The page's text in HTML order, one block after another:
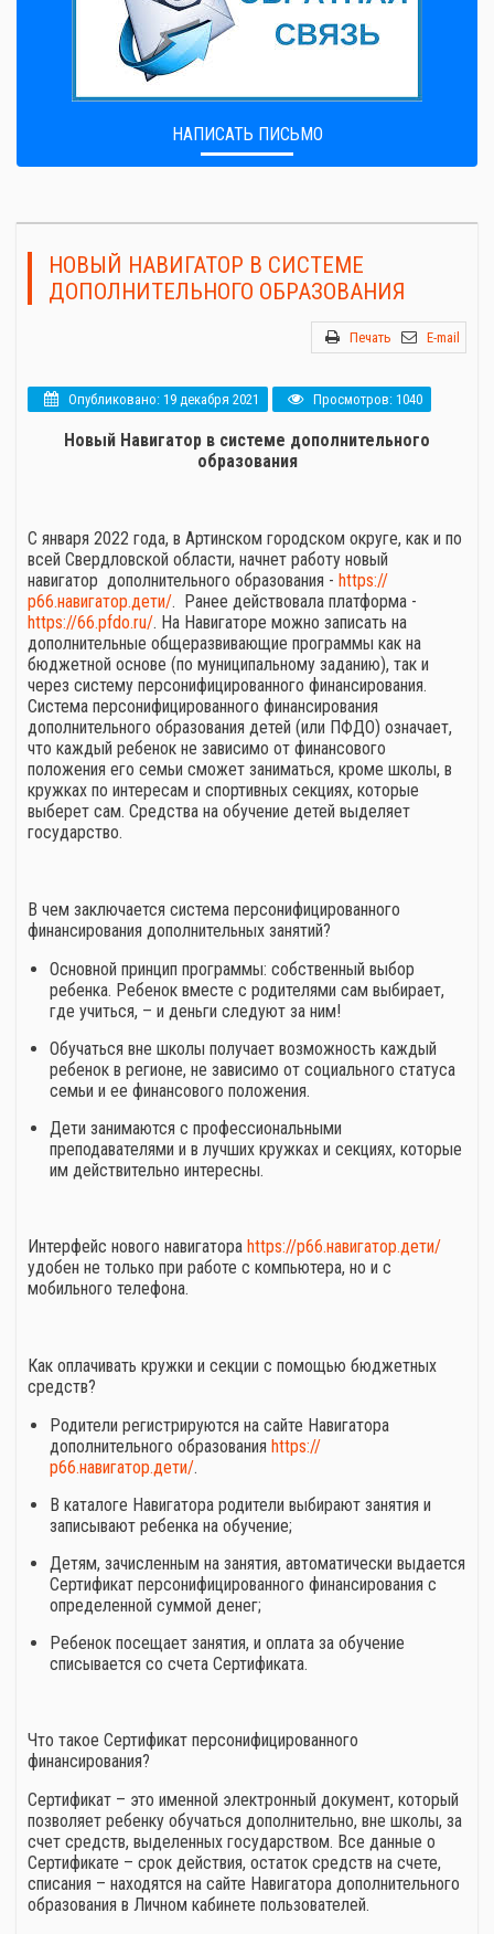
НАПИСАТЬ ПИСЬМО
НОВЫЙ НАВИГАТОР В СИСТЕМЕ
ДОПОЛНИТЕЛЬНОГО ОБРАЗОВАНИЯ
Печать E-mail
Опубликовано: 19 декабря 2021 Просмотров: 1040
Новый Навигатор в системе дополнительного
образования
С января 2022 года, в Артинском городском округе, как и по
всей Свердловской области, начнет работу новый
навигатор дополнительного образования - https://
р66.навигатор.дети/. Ранее действовала платформа -
https://66.pfdo.ru/. На Навигаторе можно записать на
дополнительные общеразвивающие программы как на
бюджетной основе (по муниципальному заданию), так и
через систему персонифицированного финансирования.
Система персонифицированного финансирования
дополнительного образования детей (или ПФДО) означает,
что каждый ребенок не зависимо от финансового
положения его семьи сможет заниматься, кроме школы, в
кружках по интересам и спортивных секциях, которые
выберет сам. Средства на обучение детей выделяет
государство.
В чем заключается система персонифицированного
финансирования дополнительных занятий?
Основной принцип программы: собственный выбор
ребенка. Ребенок вместе с родителями сам выбирает,
где учиться, – и деньги следуют за ним!
Обучаться вне школы получает возможность каждый
ребенок в регионе, не зависимо от социального статуса
семьи и ее финансового положения.
Дети занимаются с профессиональными
преподавателями и в лучших кружках и секциях, которые
им действительно интересны.
Интерфейс нового навигатора https://р66.навигатор.дети/
удобен не только при работе с компьютера, но и с
мобильного телефона.
Как оплачивать кружки и секции с помощью бюджетных
средств?
Родители регистрируются на сайте Навигатора
дополнительного образования https://
р66.навигатор.дети/.
В каталоге Навигатора родители выбирают занятия и
записывают ребенка на обучение;
Детям, зачисленным на занятия, автоматически выдается
Сертификат персонифицированного финансирования с
определенной суммой денег;
Ребенок посещает занятия, и оплата за обучение
списывается со счета Сертификата.
Что такое Сертификат персонифицированного
финансирования?
Сертификат – это именной электронный документ, который
позволяет ребенку обучаться дополнительно, вне школы, за
счет средств, выделенных государством. Все данные о
Сертификате – срок действия, остаток средств на счете,
списания – находятся на сайте Навигатора дополнительного
образования в Личном кабинете пользователей.